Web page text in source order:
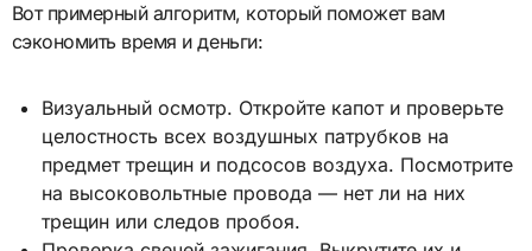
Вот примерный алгоритм, который поможет вам
сэкономить время и деньги:
Визуальный осмотр. Откройте капот и проверьте
целостность всех воздушных патрубков на
предмет трещин и подсосов воздуха. Посмотрите
на высоковольтные провода — нет ли на них
трещин или следов пробоя.